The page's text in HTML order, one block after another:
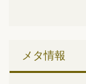
メタ情報